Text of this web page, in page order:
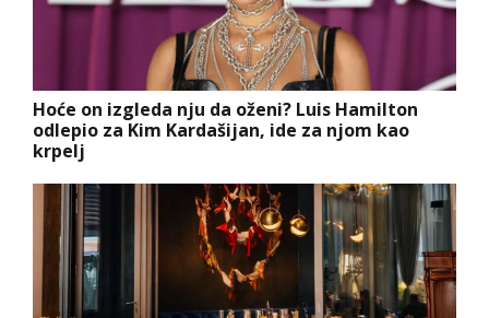
Hoće on izgleda nju da oženi? Luis Hamilton
odlepio za Kim Kardašijan, ide za njom kao
krpelj